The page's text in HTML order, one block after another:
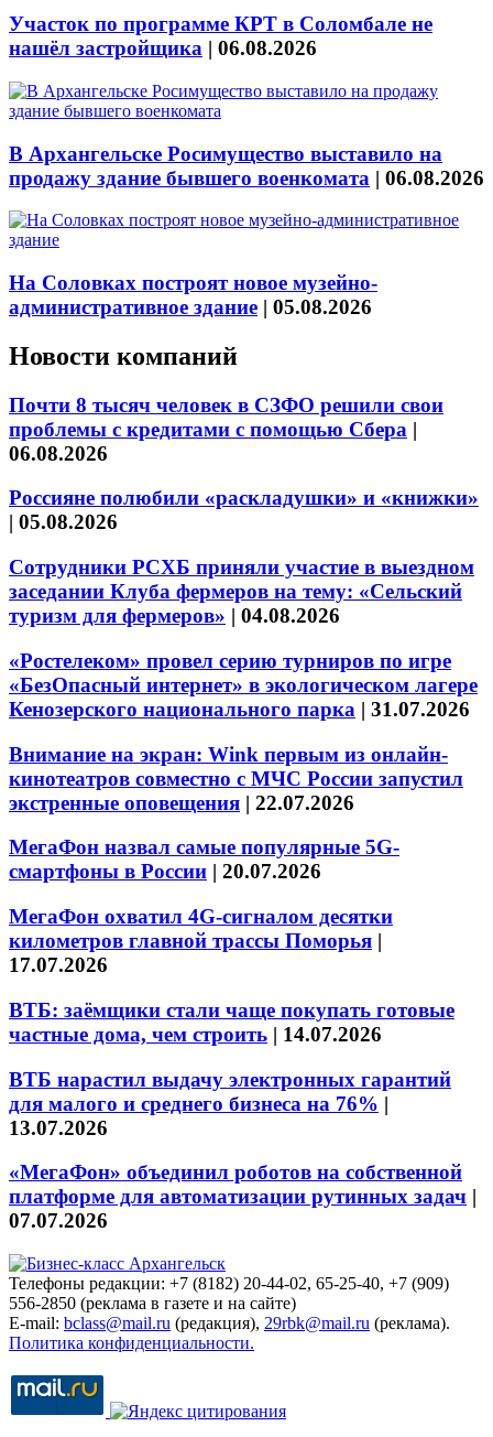
Участок по программе КРТ в Соломбале не
нашёл застройщика | 06.08.2026
В Архангельске Росимущество выставило на
продажу здание бывшего военкомата | 06.08.2026
На Соловках построят новое музейно-
административное здание | 05.08.2026
Новости компаний
Почти 8 тысяч человек в СЗФО решили свои
проблемы с кредитами с помощью Сбера |
06.08.2026
Россияне полюбили «раскладушки» и «книжки»
| 05.08.2026
Сотрудники РСХБ приняли участие в выездном
заседании Клуба фермеров на тему: «Сельский
туризм для фермеров» | 04.08.2026
«Ростелеком» провел серию турниров по игре
«БезОпасный интернет» в экологическом лагере
Кенозерского национального парка | 31.07.2026
Внимание на экран: Wink первым из онлайн-
кинотеатров совместно с МЧС России запустил
экстренные оповещения | 22.07.2026
МегаФон назвал самые популярные 5G-
смартфоны в России | 20.07.2026
МегаФон охватил 4G-сигналом десятки
километров главной трассы Поморья |
17.07.2026
ВТБ: заёмщики стали чаще покупать готовые
частные дома, чем строить | 14.07.2026
ВТБ нарастил выдачу электронных гарантий
для малого и среднего бизнеса на 76% |
13.07.2026
«МегаФон» объединил роботов на собственной
платформе для автоматизации рутинных задач |
07.07.2026
Телефоны редакции: +7 (8182) 20-44-02, 65-25-40, +7 (909)
556-2850 (реклама в газете и на сайте)
E-mail: bclass@mail.ru (редакция), 29rbk@mail.ru (реклама).
Политика конфиденциальности.